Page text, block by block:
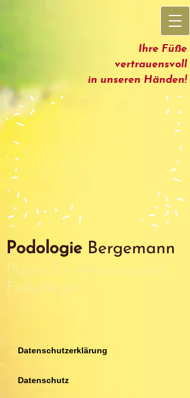
Ihre Füße
vertrauensvoll
in unseren Händen!
PodologieBergemann
Praxis für Medizinische
Fußpflege
Datenschutzerklärung
Datenschutz